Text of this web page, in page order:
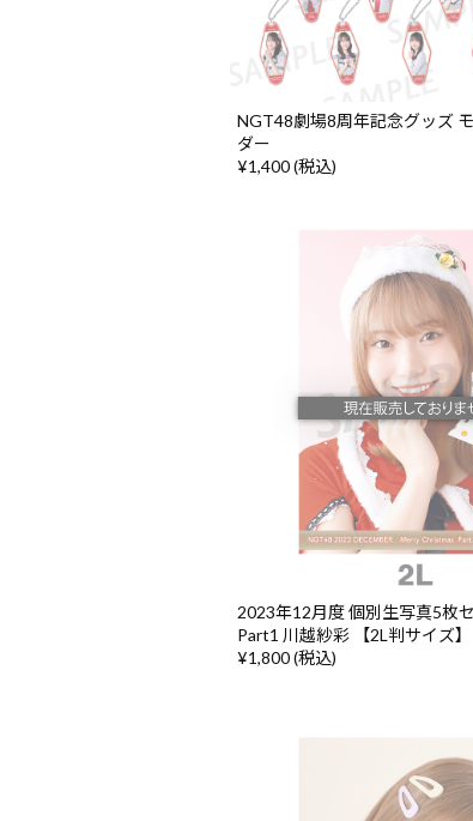
NGT48劇場8周年記念グッズ
ダー
¥1,400 (税込)
2023年12月度 個別生写真5枚
Part1 川越紗彩 【2L判サイズ】
¥1,800 (税込)